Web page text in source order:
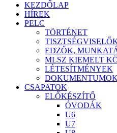
KEZDŐLAP
HÍREK
PELC
TÖRTÉNET
EDZŐK,
MLSZ KIEMELT
LÉTESÍTMÉNYEK
DOKUMENTUMOK
CSAPATOK
ELŐKÉSZÍTŐ
ÓVODÁK
U6
U7